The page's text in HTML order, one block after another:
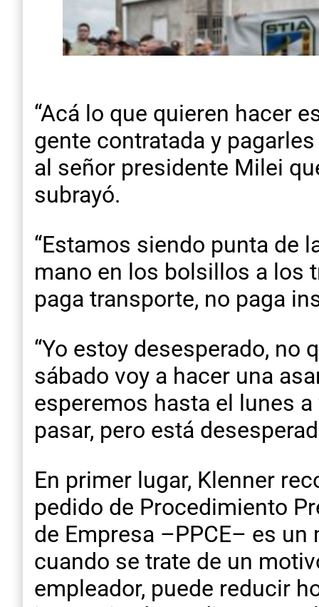
“Acá lo que quieren hacer
gente contratada y
al señor presidente Milei
subrayó.
“Estamos siendo punta de
mano en los bolsillos a los
paga transporte, no paga
“Yo estoy desesperado, no
sábado voy a hacer una
esperemos hasta el lunes
pasar, pero está
En primer lugar, Klenner
pedido de Procedimiento
de Empresa –PPCE– es
cuando se trate de un
empleador, puede reducir